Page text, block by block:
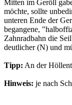
Mitten im Geröll
möchte, sollte
unteren Ende der
begangene,
Zahnradbahn die
deutlicher (N) und
Tipp: An der
Hinweis: je nach